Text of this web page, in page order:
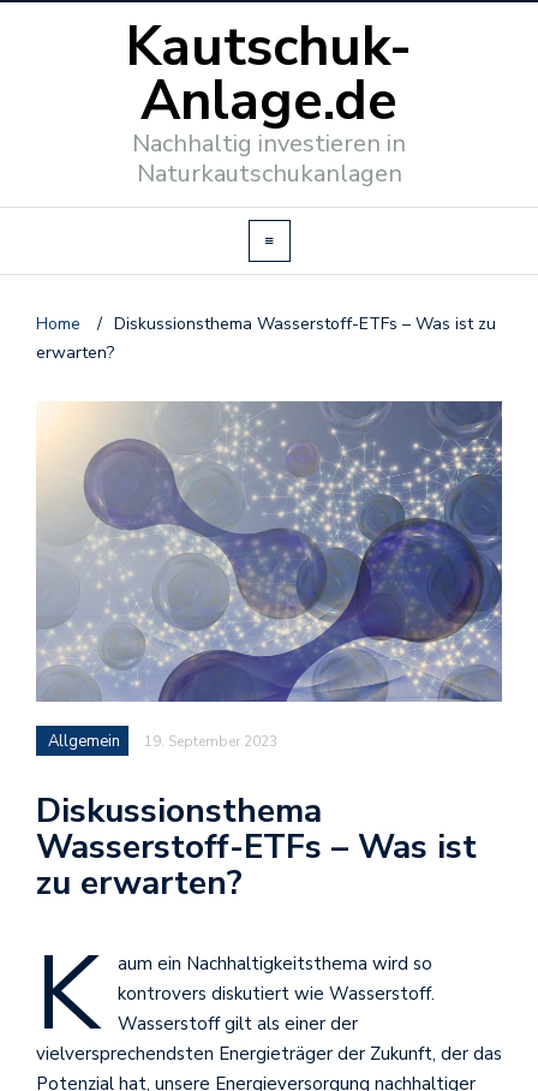
Kautschuk-
Anlage.de
Nachhaltig investieren in
Naturkautschukanlagen
Home / Diskussionsthema Wasserstoff-ETFs – Was ist zu
erwarten?
Allgemein 19. September 2023
Diskussionsthema
Wasserstoff-ETFs – Was ist
zu erwarten?
K
aum ein Nachhaltigkeitsthema wird so
kontrovers diskutiert wie Wasserstoff.
Wasserstoff gilt als einer der
vielversprechendsten Energieträger der Zukunft, der das
Potenzial hat, unsere Energieversorgung nachhaltiger